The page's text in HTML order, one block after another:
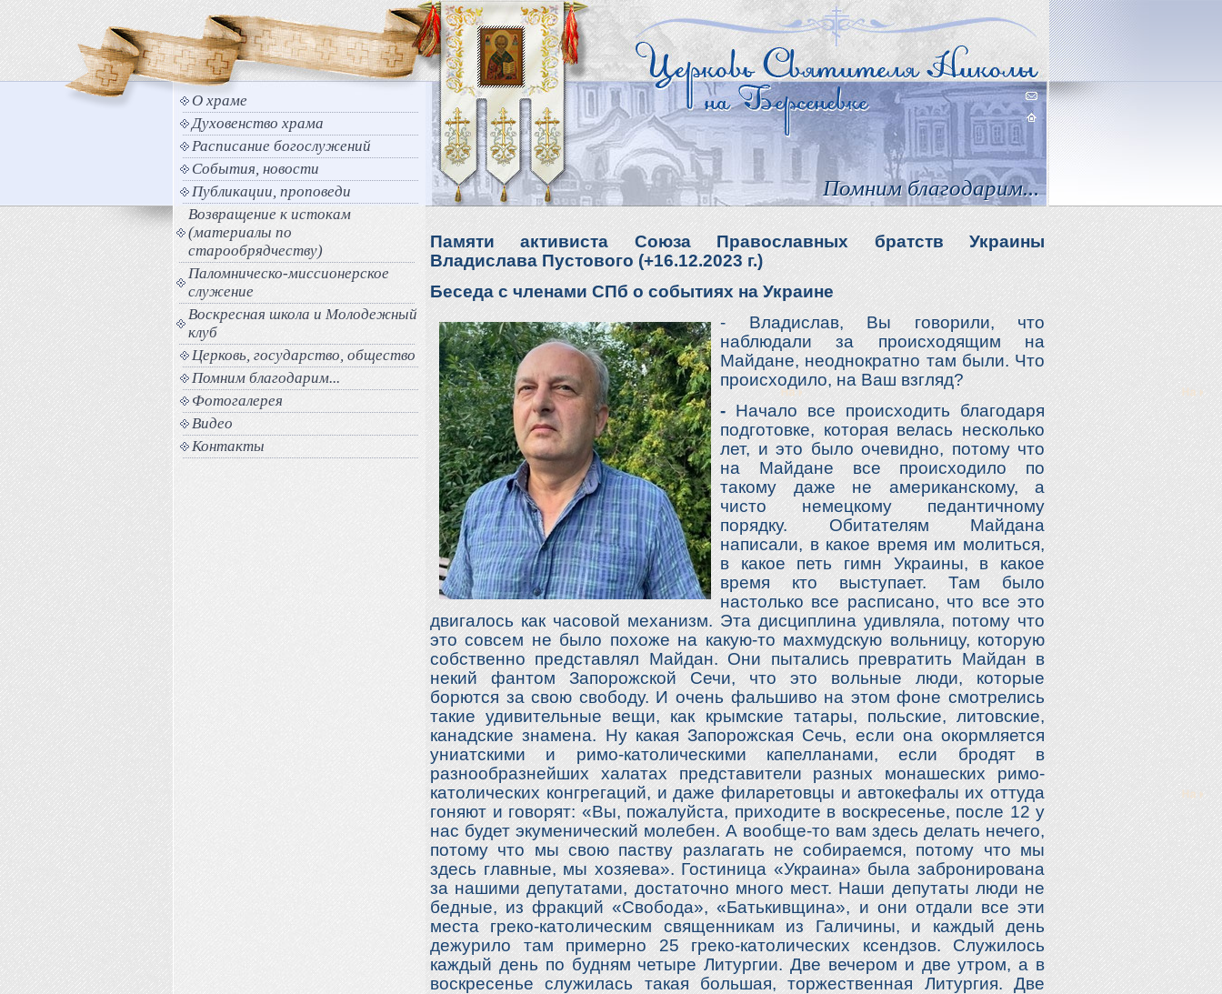
О храме
Духовенство храма
Расписание богослужений
События, новости
Публикации, проповеди
Возвращение к истокам
(материалы по
старообрядчеству)
Паломническо-миссионерское
служение
Воскресная школа и Молодежный
клуб
Церковь, государство, общество
Помним благодарим...
Фотогалерея
Видео
Контакты
Помним благодарим...
Памяти активиста Союза Православных братств Украины
Владислава Пустового (+16.12.2023 г.)
Беседа с членами СПб о событиях на Украине
- Владислав, Вы говорили, что
наблюдали за происходящим на
Майдане, неоднократно там были. Что
происходило, на Ваш взгляд?
-Начало все происходить благодаря
подготовке, которая велась несколько
лет, и это было очевидно, потому что
на Майдане все происходило по
такому даже не американскому, а
чисто немецкому педантичному
порядку. Обитателям Майдана
написали, в какое время им молиться,
в какое петь гимн Украины, в какое
время кто выступает. Там было
настолько все расписано, что все это
двигалось как часовой механизм. Эта дисциплина удивляла, потому что
это совсем не было похоже на какую-то махмудскую вольницу, которую
собственно представлял Майдан. Они пытались превратить Майдан в
некий фантом Запорожской Сечи, что это вольные люди, которые
борются за свою свободу. И очень фальшиво на этом фоне смотрелись
такие удивительные вещи, как крымские татары, польские, литовские,
канадские знамена. Ну какая Запорожская Сечь, если она окормляется
униатскими и римо-католическими капелланами, если бродят в
разнообразнейших халатах представители разных монашеских римо-
католических конгрегаций, и даже филаретовцы и автокефалы их оттуда
гоняют и говорят: «Вы, пожалуйста, приходите в воскресенье, после 12 у
нас будет экуменический молебен. А вообще-то вам здесь делать нечего,
потому что мы свою паству разлагать не собираемся, потому что мы
здесь главные, мы хозяева». Гостиница «Украина» была забронирована
за нашими депутатами, достаточно много мест. Наши депутаты люди не
бедные, из фракций «Свобода», «Батькивщина», и они отдали все эти
места греко-католическим священникам из Галичины, и каждый день
дежурило там примерно 25 греко-католических ксендзов. Служилось
каждый день по будням четыре Литургии. Две вечером и две утром, а в
воскресенье служилась такая большая, торжественная Литургия. Две